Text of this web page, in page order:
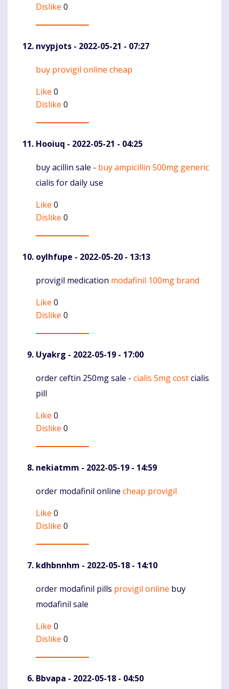
Dislike 0
nvypjots - 2022-05-21 - 07:27
Komentaras
buy provigil online cheap
Like 0
Dislike 0
Hooiuq - 2022-05-21 - 04:25
Komentaras
buy acillin sale - buy ampicillin 500mg generic
cialis for daily use
Like 0
Dislike 0
oylhfupe - 2022-05-20 - 13:13
Komentaras
provigil medication modafinil 100mg brand
Like 0
Dislike 0
Uyakrg - 2022-05-19 - 17:00
Komentaras
order ceftin 250mg sale - cialis 5mg costcialis
pill
Like 0
Dislike 0
nekiatmm - 2022-05-19 - 14:59
Komentaras
order modafinil online cheap provigil
Like 0
Dislike 0
kdhbnnhm - 2022-05-18 - 14:10
Komentaras
order modafinil pills provigil online buy
modafinil sale
Like 0
Dislike 0
Bbvapa - 2022-05-18 - 04:50